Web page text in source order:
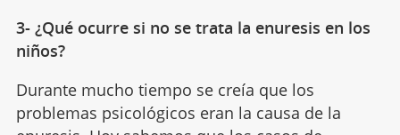
3- ¿Qué ocurre si no se trata la enuresis en los
niños?
Durante mucho tiempo se creía que los
problemas psicológicos eran la causa de la